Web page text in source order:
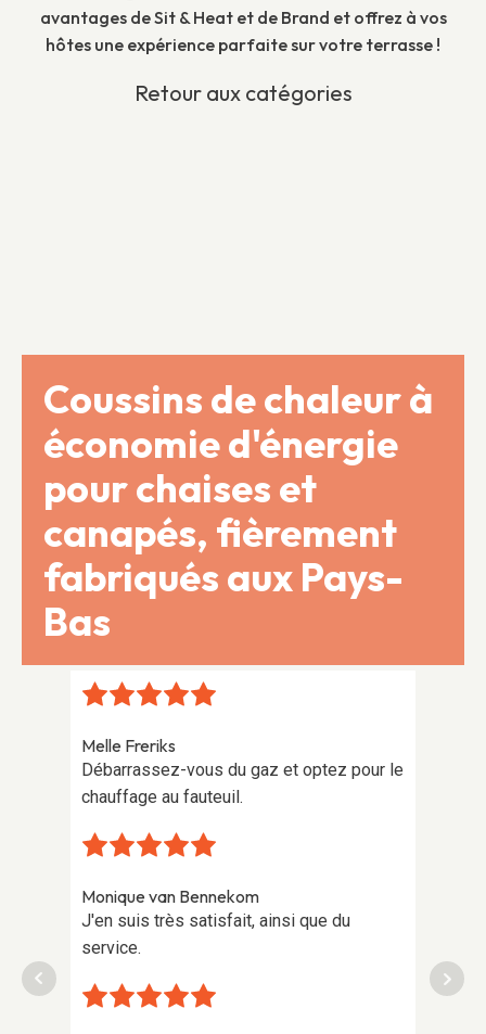
avantages de Sit & Heat et de Brand et offrez à vos
hôtes une expérience parfaite sur votre terrasse !
Retour aux catégories
Coussins de chaleur à
économie d'énergie
pour chaises et
canapés, fièrement
fabriqués aux Pays-
Bas
Melle Freriks
Débarrassez-vous du gaz et optez pour le
chauffage au fauteuil.
Monique van Bennekom
J'en suis très satisfait, ainsi que du
service.